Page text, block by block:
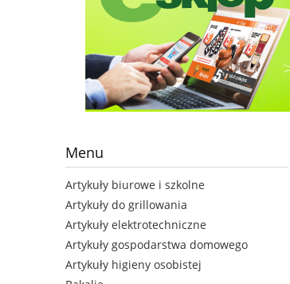
Menu
Artykuły biurowe i szkolne
Artykuły do grillowania
Artykuły elektrotechniczne
Artykuły gospodarstwa domowego
Artykuły higieny osobistej